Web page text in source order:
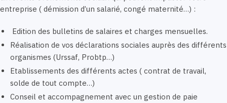
entreprise ( démission d’un salarié, congé maternité…) :
Edition des bulletins de salaires et charges mensuelles.
Réalisation de vos déclarations sociales auprès des différents
organismes (Urssaf, Probtp…)
Etablissements des différents actes ( contrat de travail,
solde de tout compte…)
Conseil et accompagnement avec un gestion de paie